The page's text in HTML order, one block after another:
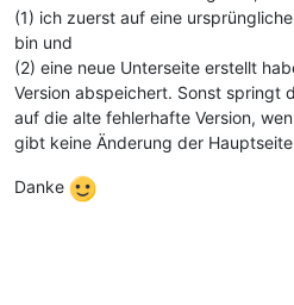
(1) ich zuerst auf eine
bin und
(2) eine neue Unterseite erstellt
Version abspeichert. Sonst springt
auf die alte fehlerhafte Version,
gibt keine Änderung der
Danke